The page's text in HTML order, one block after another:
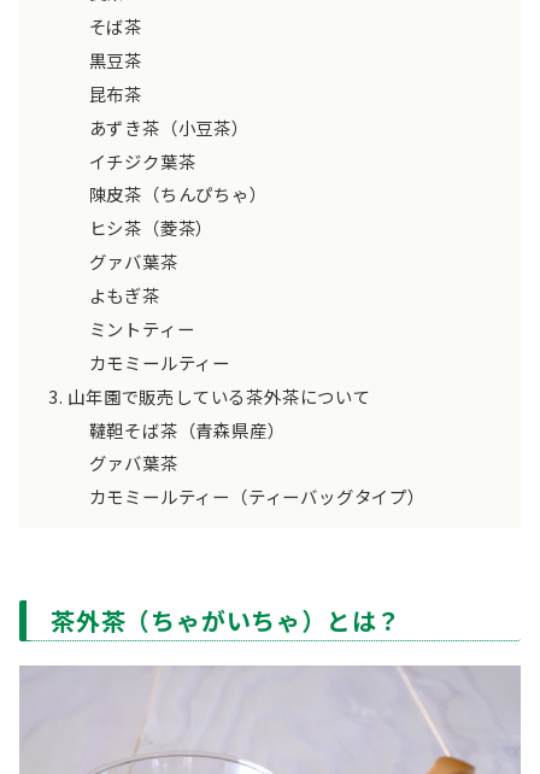
そば茶
黒豆茶
昆布茶
あずき茶（小豆茶）
イチジク葉茶
陳皮茶（ちんぴちゃ）
ヒシ茶（菱茶）
グァバ葉茶
よもぎ茶
ミントティー
カモミールティー
山年園で販売している茶外茶について
韃靼そば茶（青森県産）
グァバ葉茶
カモミールティー（ティーバッグタイプ）
茶外茶（ちゃがいちゃ）とは？